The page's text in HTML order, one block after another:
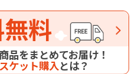
料
品をまとめてお届け！
ケット購入とは？